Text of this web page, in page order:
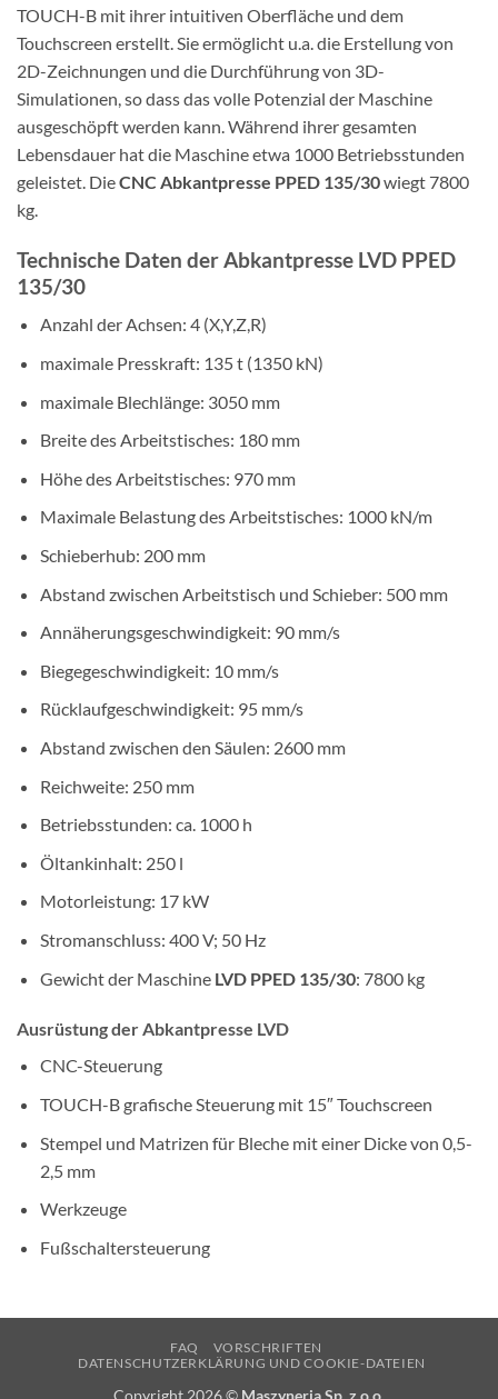
TOUCH-B mit ihrer intuitiven Oberfläche und dem
Touchscreen erstellt. Sie ermöglicht u.a. die Erstellung von
2D-Zeichnungen und die Durchführung von 3D-
Simulationen, so dass das volle Potenzial der Maschine
ausgeschöpft werden kann. Während ihrer gesamten
Lebensdauer hat die Maschine etwa 1000 Betriebsstunden
geleistet. DieCNC Abkantpresse PPED 135/30wiegt 7800
kg.
Technische Daten der Abkantpresse LVD PPED
135/30
Anzahl der Achsen: 4 (X,Y,Z,R)
maximale Presskraft: 135 t (1350 kN)
maximale Blechlänge: 3050 mm
Breite des Arbeitstisches: 180 mm
Höhe des Arbeitstisches: 970 mm
Maximale Belastung des Arbeitstisches: 1000 kN/m
Schieberhub: 200 mm
Abstand zwischen Arbeitstisch und Schieber: 500 mm
Annäherungsgeschwindigkeit: 90 mm/s
Biegegeschwindigkeit: 10 mm/s
Rücklaufgeschwindigkeit: 95 mm/s
Abstand zwischen den Säulen: 2600 mm
Reichweite: 250 mm
Betriebsstunden: ca. 1000 h
Öltankinhalt: 250 l
Motorleistung: 17 kW
Stromanschluss: 400 V; 50 Hz
Gewicht der Maschine LVD PPED 135/30: 7800 kg
Ausrüstung der Abkantpresse LVD
CNC-Steuerung
TOUCH-B grafische Steuerung mit 15″ Touchscreen
Stempel und Matrizen für Bleche mit einer Dicke von 0,5-
2,5 mm
Werkzeuge
Fußschaltersteuerung
FAQ
VORSCHRIFTEN
DATENSCHUTZERKLÄRUNG UND COOKIE-DATEIEN
Copyright 2026 © Maszyneria Sp. z o.o.